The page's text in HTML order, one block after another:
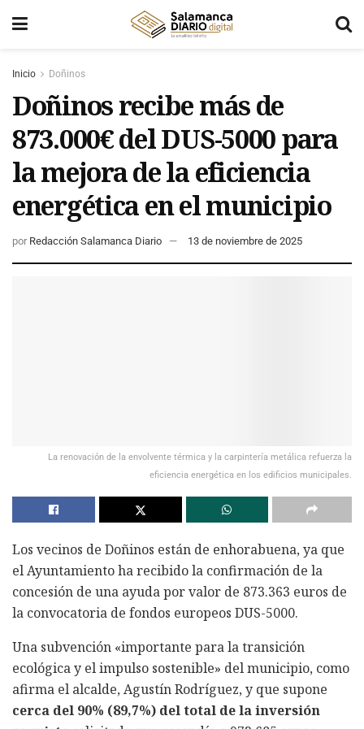
Inicio Doñinos
Doñinos recibe más de
873.000€ del DUS-5000 para
la mejora de la eficiencia
energética en el municipio
por Redacción Salamanca Diario 13 de noviembre de 2025
La renovación de la envolvente térmica y la carpintería metálica refuerza la
eficiencia energética en los edificios municipales.
Los vecinos de Doñinos están de enhorabuena, ya que
el Ayuntamiento ha recibido la confirmación de la
concesión de una ayuda por valor de 873.363 euros de
la convocatoria de fondos europeos DUS-5000.
Una subvención «importante para la transición
ecológica y el impulso sostenible» del municipio, como
afirma el alcalde, Agustín Rodríguez, y que supone
cerca del 90% (89,7%) del total de la inversión